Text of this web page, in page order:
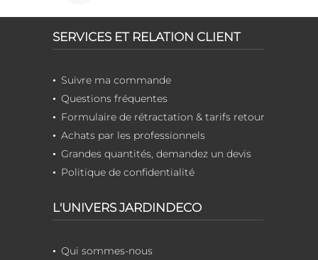
SERVICES ET RELATION CLIENT
Suivre ma commande
Questions fréquentes
Formulaire de rétractation & tarifs retour
Achats par les professionnels
Grandes quantités, demandez un devis
Politique de confidentialité
L'UNIVERS JARDINDECO
Qui sommes-nous